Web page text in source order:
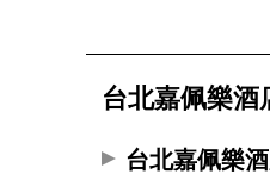
台北嘉佩樂酒
台北嘉佩樂